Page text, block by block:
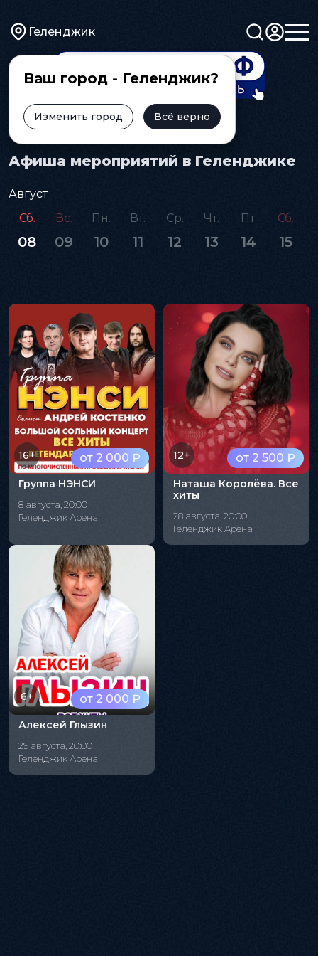
Геленджик
Ваш город - Геленджик?
Изменить город Всё верно
Главная Афиша
Афиша мероприятий в Геленджике
Август
Сб.
08
Вс.
09
Пн.
10
Вт.
11
Ср.
12
Чт.
13
Пт.
14
Сб.
15
от 2 000 ₽
16+
Группа НЭНСИ
8 августа, 20:00
Геленджик Арена
от 2 500 ₽
12+
Наташа Королёва. Все
хиты
28 августа, 20:00
Геленджик Арена
от 2 000 ₽
6+
Алексей Глызин
29 августа, 20:00
Геленджик Арена